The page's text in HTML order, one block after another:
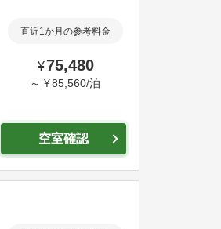
直近1か月の参考料金
¥75,480
～ ¥85,560/泊
空室確認